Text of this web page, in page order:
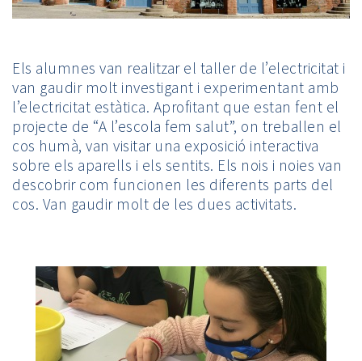
Els alumnes van realitzar el taller de l’electricitat i
van gaudir molt investigant i experimentant amb
l’electricitat estàtica. Aprofitant que estan fent el
projecte de “A l’escola fem salut”, on treballen el
cos humà, van visitar una exposició interactiva
sobre els aparells i els sentits. Els nois i noies van
descobrir com funcionen les diferents parts del
cos. Van gaudir molt de les dues activitats.